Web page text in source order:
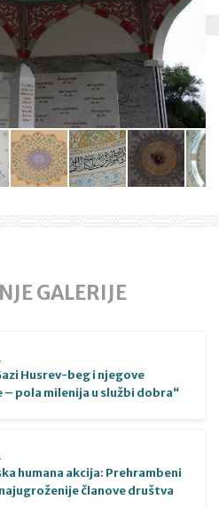
GALERIJE
Husrev-beg i njegove
– pola milenija u službi dobra“
humana akcija: Prehrambeni
članove društva